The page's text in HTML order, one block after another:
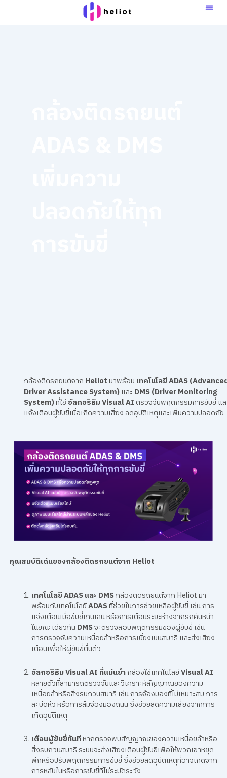
กล้องติดรถยนต์จาก Heliotมาพร้อม เทคโนโลยี ADAS
Driver Assistance System)และ DMS (Driver Monitoring
System)ที่ใช้อัลกอริธึม Visual AI ตรวจจับพฤติกรรมการขับขี่ แ
แจ้งเตือนผู้ขับขี่เมื่อเกิดความเสี่ยง ลดอุบัติเหตุและเพิ่มความปลอดภัย
คุณสมบัติเด่นของกล้องติดรถยนต์จาก Heliot
เทคโนโลยี ADAS และ DMSกล้องติดรถยนต์จาก Heliot มา
พร้อมกับเทคโนโลยีADASที่ช่วยในการช่วยเหลือผู้ขับขี่ เช่น การ
แจ้งเตือนเมื่อขับขี่เกินเลน หรือการเตือนระยะห่างจากรถคันหน้า
ในขณะเดียวกันDMSจะตรวจสอบพฤติกรรมของผู้ขับขี่ เช่น
การตรวจจับความเหนื่อยล้าหรือการเบี่ยงเบนสมาธิ และส่งเสียง
เตือนเพื่อให้ผู้ขับขี่ตื่นตัว
อัลกอริธึม Visual AI ที่แม่นยำกล้องใช้เทคโนโลยีVisual AI
หลายตัวที่สามารถตรวจจับและวิเคราะห์สัญญาณของความ
เหนื่อยล้าหรือสิ่งรบกวนสมาธิ เช่น การจ้องมองที่ไม่เหมาะสม การ
สะบัดหัว หรือการลืมจ้องมองถนน ซึ่งช่วยลดความเสี่ยงจากการ
เกิดอุบัติเหตุ
เตือนผู้ขับขี่ทันทีหากตรวจพบสัญญาณของความเหนื่อยล้าหรือ
สิ่งรบกวนสมาธิ ระบบจะส่งเสียงเตือนผู้ขับขี่เพื่อให้พวกเขาหยุด
พักหรือปรับพฤติกรรมการขับขี่ ซึ่งช่วยลดอุบัติเหตุที่อาจเกิดจาก
การหลับในหรือการขับขี่ที่ไม่ระมัดระวัง